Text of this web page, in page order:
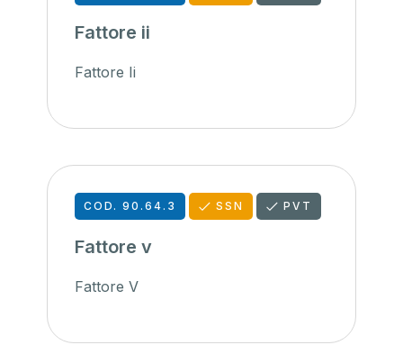
Fattore ii
Fattore Ii
COD. 90.64.3 SSN PVT
Fattore v
Fattore V